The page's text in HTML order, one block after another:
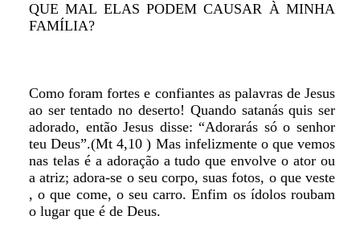
QUE MAL ELAS PODEM CAUSAR À MINHA
FAMÍLIA?
Como foram fortes e confiantes as palavras de Jesus
ao ser tentado no deserto! Quando satanás quis ser
adorado, então Jesus disse: “Adorarás só o senhor
teu Deus”.(Mt 4,10 ) Mas infelizmente o que vemos
nas telas é a adoração a tudo que envolve o ator ou
a atriz; adora-se o seu corpo, suas fotos, o que veste
, o que come, o seu carro. Enfim os ídolos roubam
o lugar que é de Deus.